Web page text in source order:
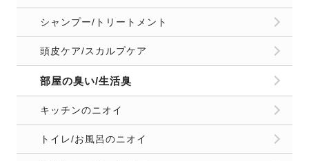
シャンプー/トリートメント
頭皮ケア/スカルプケア
部屋の臭い/生活臭
キッチンのニオイ
トイレ/お風呂のニオイ